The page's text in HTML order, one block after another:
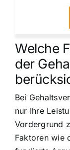
Welche
der
Bei
nur Ihre
Vordergrund
Faktoren wie